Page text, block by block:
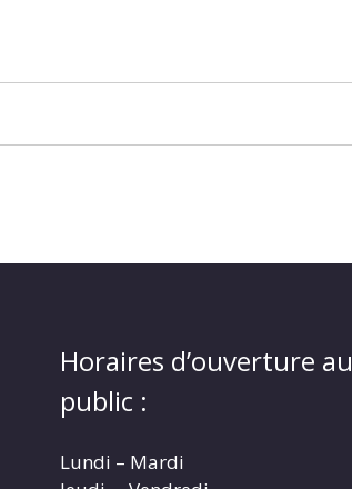
Horaires d’ouverture au
public :
Lundi – Mardi